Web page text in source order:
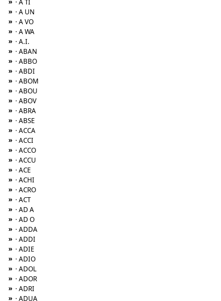
· A TI
» · A UN
» · A VO
» · A WA
» · A.I.
» · ABAN
» · ABBO
» · ABDI
» · ABOM
» · ABOU
» · ABOV
» · ABRA
» · ABSE
» · ACCA
» · ACCI
» · ACCO
» · ACCU
» · ACE
» · ACHI
» · ACRO
» · ACT
» · AD A
» · AD O
» · ADDA
» · ADDI
» · ADIE
» · ADIO
» · ADOL
» · ADOR
» · ADRI
» · ADUA